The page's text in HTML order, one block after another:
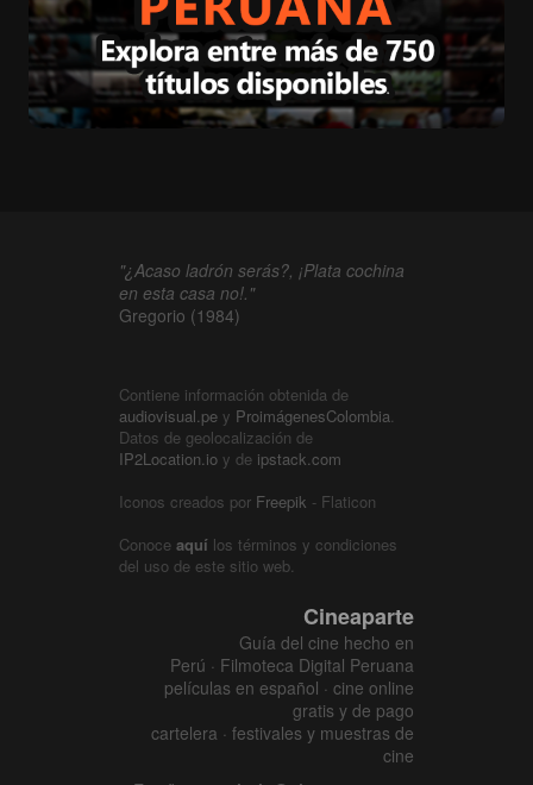
"¿Acaso ladrón serás?, ¡Plata cochina
en esta casa no!."
Gregorio (1984)
Contiene información obtenida de
audiovisual.pe y ProimágenesColombia.
Datos de geolocalización de
IP2Location.io y de ipstack.com
Iconos creados por Freepik - Flaticon
Conoce aquí los términos y condiciones
del uso de este sitio web.
Cineaparte
Guía del cine hecho en
Perú · Filmoteca Digital Peruana
películas en español · cine online
gratis y de pago
cartelera · festivales y muestras de
cine